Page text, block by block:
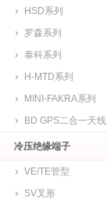
HSD系列
罗森系列
泰科系列
H-MTD系列
MINI-FAKRA系列
BD GPS二合一天线
冷压绝缘端子
VE/TE管型
SV叉形